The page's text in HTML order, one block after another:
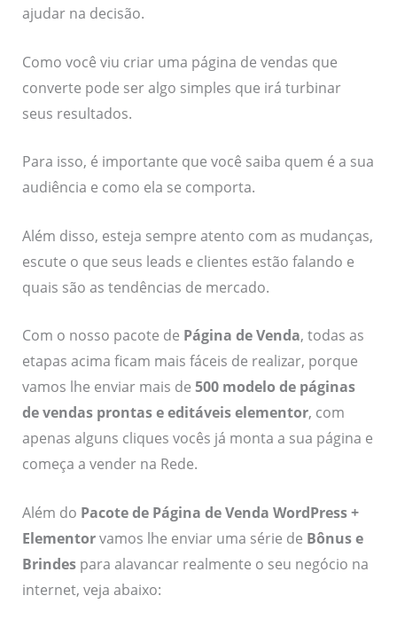
ajudar na decisão.
Como você viu criar uma página de vendas que
converte pode ser algo simples que irá turbinar
seus resultados.
Para isso, é importante que você saiba quem é a sua
audiência e como ela se comporta.
Além disso, esteja sempre atento com as mudanças,
escute o que seus leads e clientes estão falando e
quais são as tendências de mercado.
Com o nosso pacote de Página de Venda, todas as
etapas acima ficam mais fáceis de realizar, porque
vamos lhe enviar mais de 500 modelo de páginas
de vendas prontas e editáveis elementor, com
apenas alguns cliques vocês já monta a sua página e
começa a vender na Rede.
Além do Pacote de Página de Venda WordPress +
Elementorvamos lhe enviar uma série de Bônus e
Brindespara alavancar realmente o seu negócio na
internet, veja abaixo: